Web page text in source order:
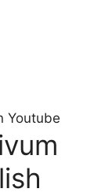
Youtube